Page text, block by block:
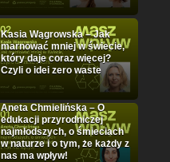
Kasia Wągrowska – Jak
marnować mniej w świecie,
który daje coraz więcej?
Czyli o idei zero waste
Aneta Chmielińska – O
edukacji przyrodniczej
najmłodszych, o śmieciach
w naturze i o tym, że każdy z
nas ma wpływ!